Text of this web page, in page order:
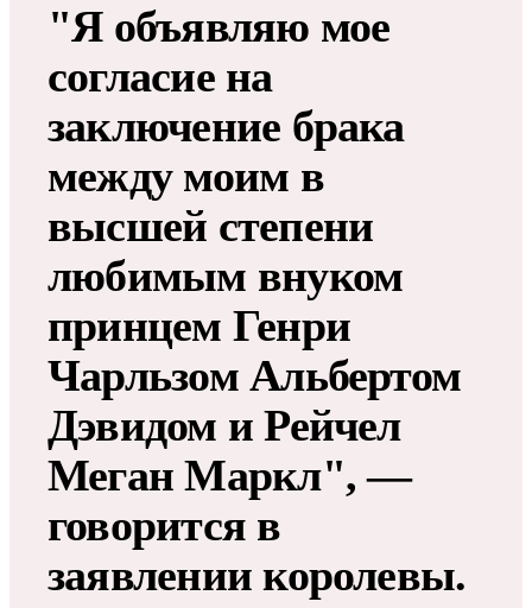
"Я объявляю мое
согласие на
заключение брака
между моим в
высшей степени
любимым внуком
принцем Генри
Чарльзом Альбертом
Дэвидом и Рейчел
Меган Маркл", —
говорится в
заявлении королевы.